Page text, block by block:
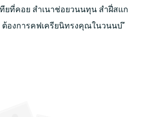
ยที่คอย สำเนาช่อยวนนทุน สำฝี่สแก
องการคฟเครียนิทรงคุณในวนนบ